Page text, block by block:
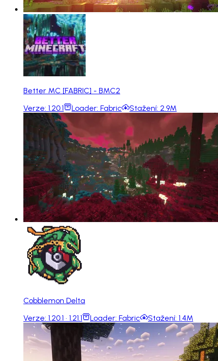
Better MC [FABRIC] - BMC2
Verze: 1.20.1 Loader: Fabric Stažení: 2.9M
Cobblemon Delta
Verze: 1.20.1 · 1.21.1 Loader: Fabric Stažení: 1.4M